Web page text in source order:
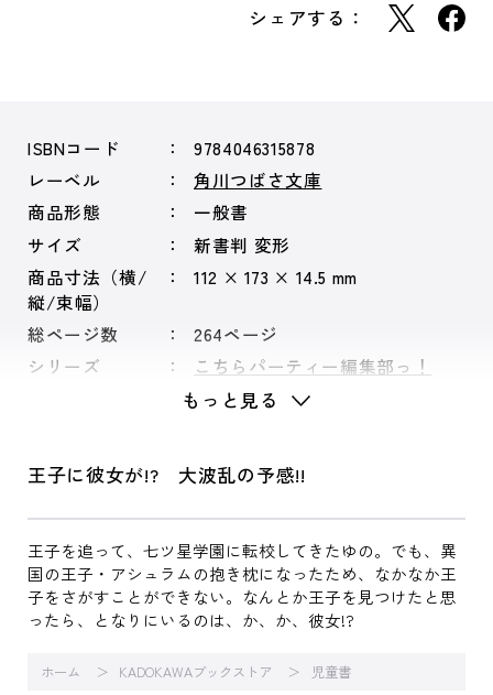
シェアする：
ISBNコード
9784046315878
レーベル
角川つばさ文庫
商品形態
一般書
サイズ
新書判 変形
商品寸法（横/
縦/束幅）
112 × 173 × 14.5 mm
総ページ数
264ページ
シリーズ
こちらパーティー編集部っ！
もっと見る
王子に彼女が!? 大波乱の予感!!
王子を追って、七ツ星学園に転校してきたゆの。でも、異
国の王子・アシュラムの抱き枕になったため、なかなか王
子をさがすことができない。なんとか王子を見つけたと思
ったら、となりにいるのは、か、か、彼女!?
ホーム KADOKAWAブックストア 児童書